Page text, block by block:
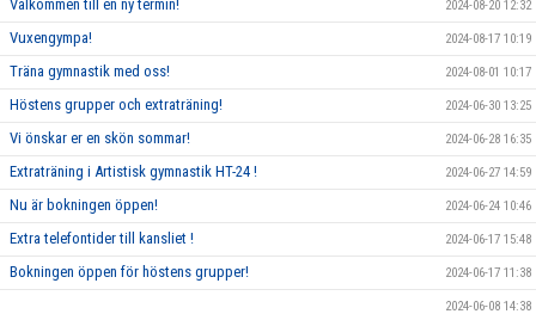
Välkommen till en ny termin! 2024-08-20 12:32
Vuxengympa! 2024-08-17 10:19
Träna gymnastik med oss! 2024-08-01 10:17
Höstens grupper och extraträning! 2024-06-30 13:25
Vi önskar er en skön sommar! 2024-06-28 16:35
Extraträning i Artistisk gymnastik HT-24 ! 2024-06-27 14:59
Nu är bokningen öppen! 2024-06-24 10:46
Extra telefontider till kansliet ! 2024-06-17 15:48
Bokningen öppen för höstens grupper! 2024-06-17 11:38
2024-06-08 14:38